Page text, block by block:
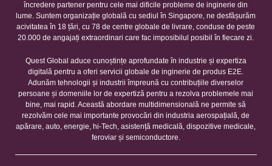
încredere partener pentru cele mai dificile probleme de inginerie din
lume. Suntem organizație globală cu sediul în Singapore, ne desfășurăm
acivitatea în 18 țări, cu 78 de centre globale de livrare, conduse de peste
20.000 de angajați extraordinari care fac imposibilul posibil în fiecare zi.
Quest Global aduce cunoștințe aprofundate în industrie și expertiza
digitală pentru a oferi servicii globale de inginerie de produs E2E.
Adunăm tehnologii și industrii împreună cu contribuțiile diverselor
persoane și domeniile lor de expertiză pentru a rezolva problemele mai
bine, mai rapid. Această abordare multidimensională ne permite să
rezolvăm cele mai importante provocări din industria aerospațială, de
apărare, auto, energie, hi-Tech, asistență medicală, dispozitive medicale,
feroviar și semiconductore.